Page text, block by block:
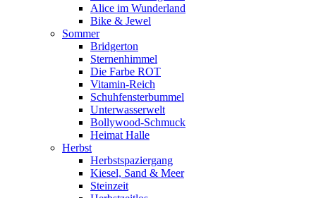
Alice im Wunderland
Bike & Jewel
Sommer
Bridgerton
Sternenhimmel
Die Farbe ROT
Vitamin-Reich
Schuhfensterbummel
Unterwasserwelt
Bollywood-Schmuck
Heimat Halle
Herbst
Herbstspaziergang
Kiesel, Sand & Meer
Steinzeit